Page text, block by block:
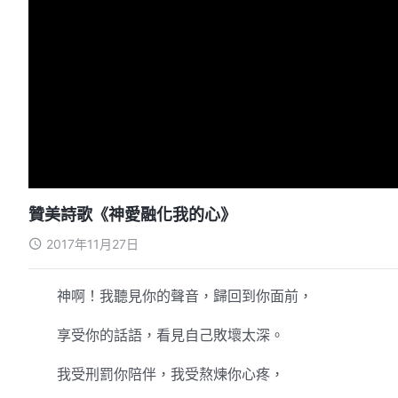
贊美詩歌《神愛融化我的心》
2017年11月27日
神啊！我聽見你的聲音，歸回到你面前，
享受你的話語，看見自己敗壞太深。
我受刑罰你陪伴，我受熬煉你心疼，